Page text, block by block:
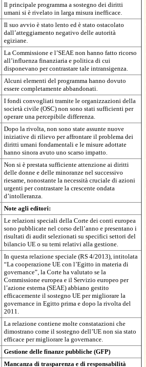
Il principale programma a sostegno dei diritti
umani si è rivelato in larga misura inefficace.
Il suo avvio è stato lento ed è stato ostacolato
dall’atteggiamento negativo delle autorità
egiziane.
La Commissione e l’SEAE non hanno fatto ricorso
all’influenza finanziaria e politica di cui
disponevano per contrastare tale intransigenza.
Alcuni elementi del programma hanno dovuto
essere completamente abbandonati.
I fondi convogliati tramite le organizzazioni della
società civile (OSC) non sono stati sufficienti per
operare una percepibile differenza.
Dopo la rivolta, non sono state assunte nuove
iniziative di rilievo per affrontare il problema dei
diritti umani fondamentali e le misure adottate
hanno sinora avuto uno scarso impatto.
Non si è prestata sufficiente attenzione ai diritti
delle donne e delle minoranze nel successivo
riesame, nonostante la necessità cruciale di azioni
urgenti per contrastare la crescente ondata
d’intolleranza.
Note agli editori:
Le relazioni speciali della Corte dei conti europea
sono pubblicate nel corso dell’anno e presentano i
risultati di audit selezionati su specifici settori del
bilancio UE o su temi relativi alla gestione.
In questa relazione speciale (RS 4/2013), intitolata
“La cooperazione UE con l’Egitto in materia di
governance”, la Corte ha valutato se la
Commissione europea e il Servizio europeo per
l’azione esterna (SEAE) abbiano gestito
efficacemente il sostegno UE per migliorare la
governance in Egitto prima e dopo la rivolta del
2011.
La relazione contiene molte constatazioni che
dimostrano come il sostegno dell’UE non sia stato
efficace per migliorare la governance.
Gestione delle finanze pubbliche (GFP)
Mancanza di trasparenza e di responsabilità